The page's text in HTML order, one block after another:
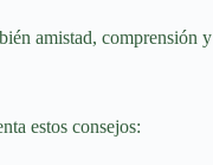
amistad, comprensión
estos consejos: